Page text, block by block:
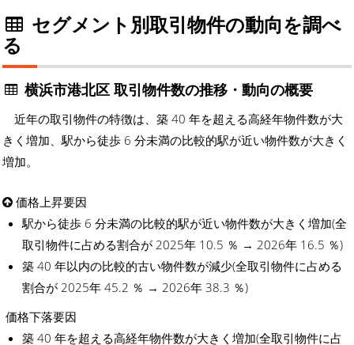
セグメント別取引物件の動向を調べ
る
横浜市港北区 取引物件数の推移・動向の概要
近年の取引物件の特徴は、築 40 年を超える高経年物件数が大
きく増加、駅から徒歩 6 分未満の比較的駅が近い物件数が大きく
増加。
価格上昇要因
駅から徒歩 6 分未満の比較的駅が近い物件数が大きく増加(全
取引物件に占める割合が 2025年 10.5 ％ → 2026年 16.5 ％)
築 40 年以内の比較的古い物件数が減少(全取引物件に占める
割合が 2025年 45.2 ％ → 2026年 38.3 ％)
価格下落要因
築 40 年を超える高経年物件数が大きく増加(全取引物件に占